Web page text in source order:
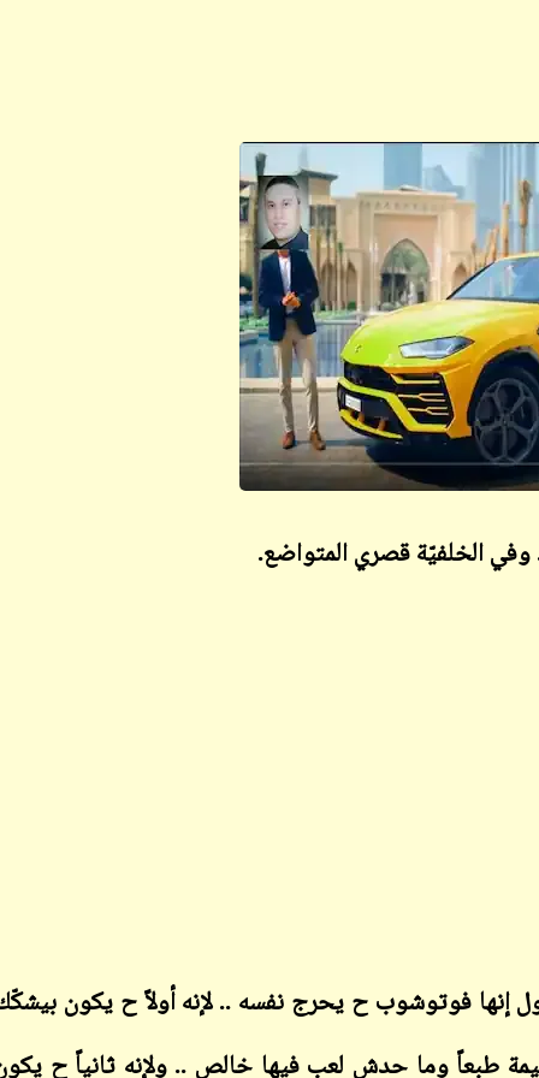
الخلفيّة قصري المتواضع.
فوتوشوب ح يحرج نفسه .. لإنه أولاً ح يكون
طبعاً وما حدش لعب فيها خالص .. ولإنه ثانياً ح
ابن أبي صادق
12 نوفمبر 2023
ابن أبي صادق
02 أغسطس 2023
ابن أبي صادق